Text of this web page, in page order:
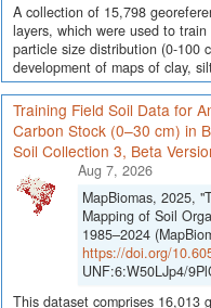
A collection of 15,798
layers, which were used to
particle size distribution (0-100
development of maps of clay,
Training Field Soil Data for
Carbon Stock (0–30 cm) in
Soil Collection 3, Beta
Aug 7, 2026
MapBiomas, 2025,
Mapping of Soil
1985–2024
https://doi.org/
UNF:6:W50LJp4/
This dataset comprises 16,013